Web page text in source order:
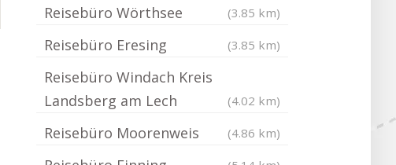
Reisebüro Wörthsee (3.85 km)
Reisebüro Eresing (3.85 km)
Reisebüro Windach Kreis
Landsberg am Lech
(4.02 km)
Reisebüro Moorenweis (4.86 km)